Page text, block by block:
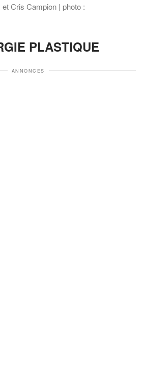
Cris Campion | photo :
PLASTIQUE
ANNONCES